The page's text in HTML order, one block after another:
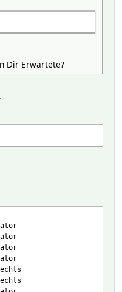
Dir Erwartete?